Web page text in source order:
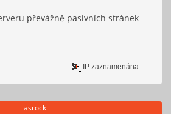
převážně pasivních stránek
IP zaznamenána
asrock